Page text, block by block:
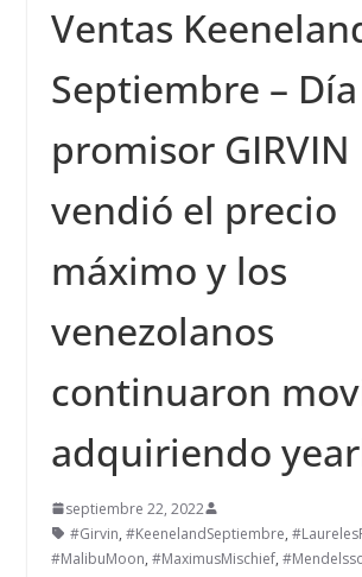
Ventas
Septiembre – Día
promisor GIRVIN
vendió el precio
máximo y los
venezolanos
continuaron
adquiriendo
septiembre 22, 2022
#Girvin, #KeenelandSeptiembre,
#MalibuMoon, #MaximusMischief,